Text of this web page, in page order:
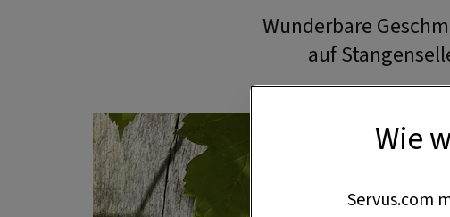
Wunderbare
auf
Wie
Servus.com